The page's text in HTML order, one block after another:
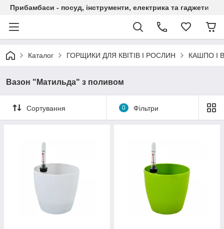
Прибамбаси - посуд, інструменти, електрика та гаджети
Каталог ГОРЩИКИ ДЛЯ КВІТІВ І РОСЛИН КАШПО І
Вазон "Матильда" з поливом
Сортування 0 Фільтри